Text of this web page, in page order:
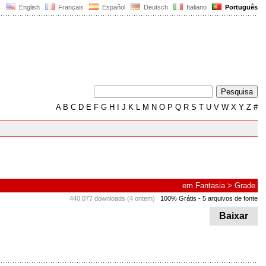
English Français Español Deutsch Italiano Português
AB C D E F G H J K L M N O P Q R S T U V W X Y Z #
em Fantasia> Grade
440.077 downloads (4 ontem) 100% Grátis - 5 arquivos de fonte
Baixar